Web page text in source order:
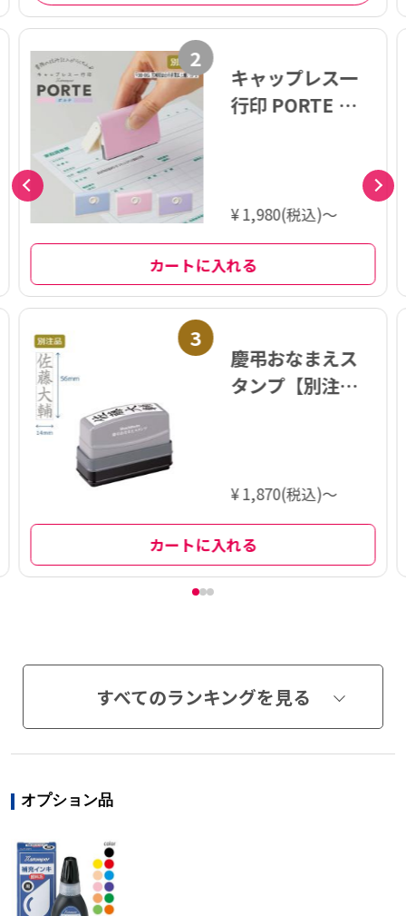
2
キャップレス一
行印 PORTE ポル
¥ 1,980(税込)～
カートに入れる
3
慶弔おなまえス
タンプ【別注
¥ 1,870(税込)～
カートに入れる
すべてのランキングを見る
オプション品